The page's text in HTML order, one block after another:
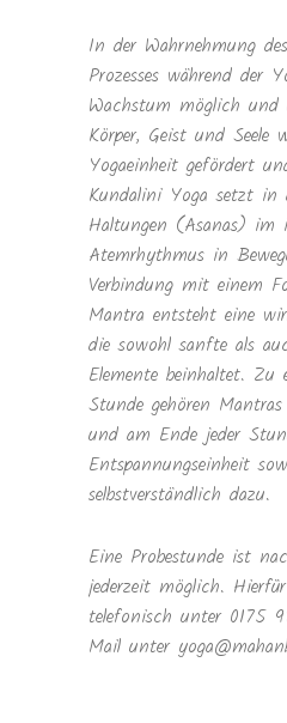
In der Wahrnehmung
Prozesses während der
Wachstum möglich und
Körper, Geist und Seele
Yogaeinheit gefördert
Kundalini Yoga setzt in
Haltungen (Asanas) im
Atemrhythmus in
Verbindung mit einem
Mantra entsteht eine
die sowohl sanfte als
Elemente beinhaltet. Zu
Stunde gehören
und am Ende jeder
Entspannungseinheit
selbstverständlich dazu.
Eine Probestunde ist
jederzeit möglich.
telefonisch unter 0175
Mail unter